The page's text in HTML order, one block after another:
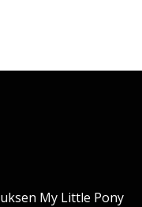
My Little Pony